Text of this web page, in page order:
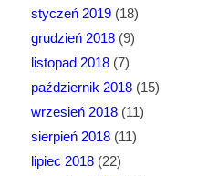
styczeń 2019(18)
grudzień 2018(9)
listopad 2018(7)
październik 2018(15)
wrzesień 2018(11)
sierpień 2018(11)
lipiec 2018(22)